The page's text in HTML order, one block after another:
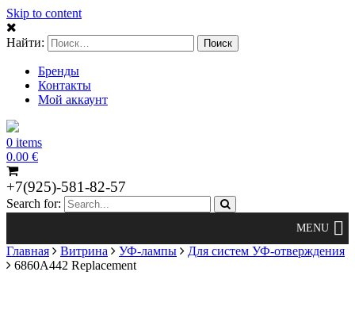
Skip to content
Найти:
Бренды
Контакты
Мой аккаунт
0 items
0.00 €
+7(925)-581-82-57
Search for:
Главная Витрина УФ-лампы
Для систем УФ-отверждения
6860A442 Replacement